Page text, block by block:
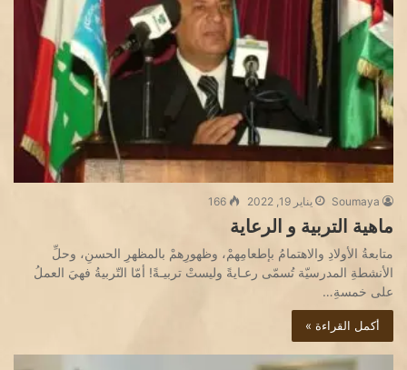
Soumaya يناير 19, 2022 166
ماهية التربية و الرعاية
متابعةُ الأولادِ والاهتمامُ بإطعامِهمْ، وظهورِهمْ بالمظهرِ الحسنِ، وحلِّ
الأنشطةِ المدرسيّة تُسمّى رعـايةً وليستْ تربيـةً! أمّا التّربيةُ فهيَ العملُ
على خمسةِ…
أكمل القراءة »